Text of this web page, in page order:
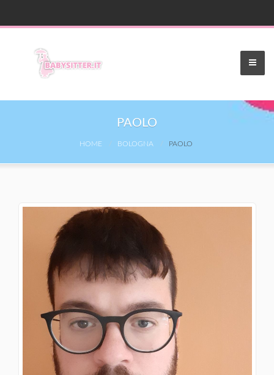
PAOLO
HOME BOLOGNA PAOLO